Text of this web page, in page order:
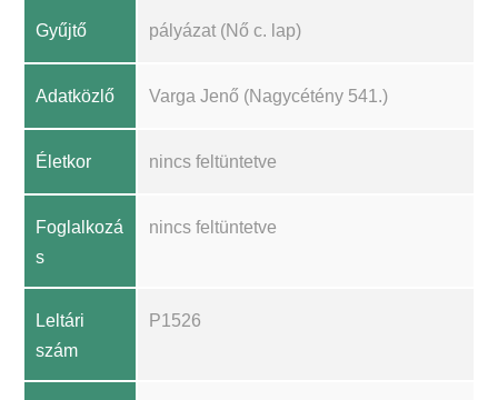
Gyűjtő pályázat (Nő c. lap)
Adatközlő Varga Jenő (Nagycétény 541.)
Életkor nincs feltüntetve
Foglalkozá
s
nincs feltüntetve
Leltári
szám
P1526